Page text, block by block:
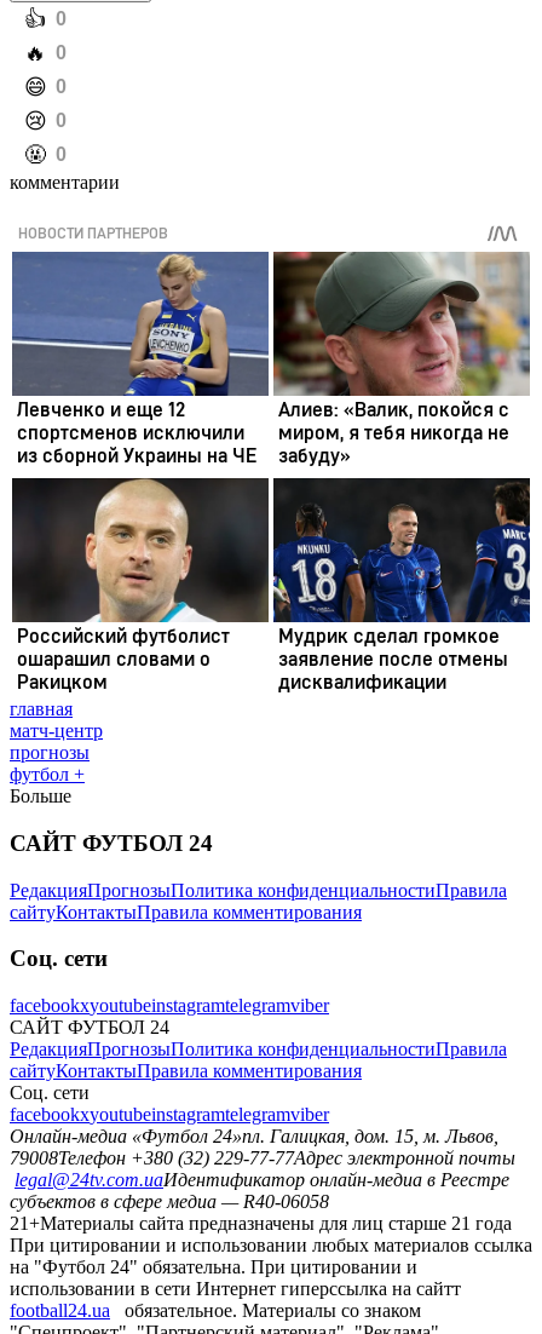
️👍 0
️🔥 0
️😄 0
️😢 0
️🤬 0
комментарии
главная
матч-центр
прогнозы
футбол +
Больше
САЙТ ФУТБОЛ 24
РедакцияПрогнозыПолитика конфиденциальностиПравила
сайтуКонтактыПравила комментирования
Соц. сети
facebookxyoutubeinstagramtelegramviber
САЙТ ФУТБОЛ 24
РедакцияПрогнозыПолитика конфиденциальностиПравила
сайтуКонтактыПравила комментирования
Соц. сети
facebookxyoutubeinstagramtelegramviber
Онлайн-медиа «Футбол 24»пл. Галицкая, дом. 15, м. Львов,
79008Телефон +380 (32) 229-77-77Адрес электронной почты
legal@24tv.com.uaИдентификатор онлайн-медиа в Реестре
субъектов в сфере медиа — R40-06058
21+Материалы сайта предназначены для лиц старше 21 года
При цитировании и использовании любых материалов ссылка
на "Футбол 24" обязательна. При цитировании и
использовании в сети Интернет гиперссылка на сайтт
football24.ua
обязательное. Материалы со знаком